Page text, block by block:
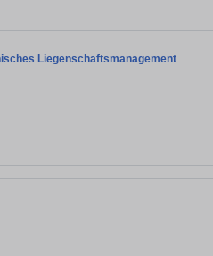
Liegenschaftsmanagement